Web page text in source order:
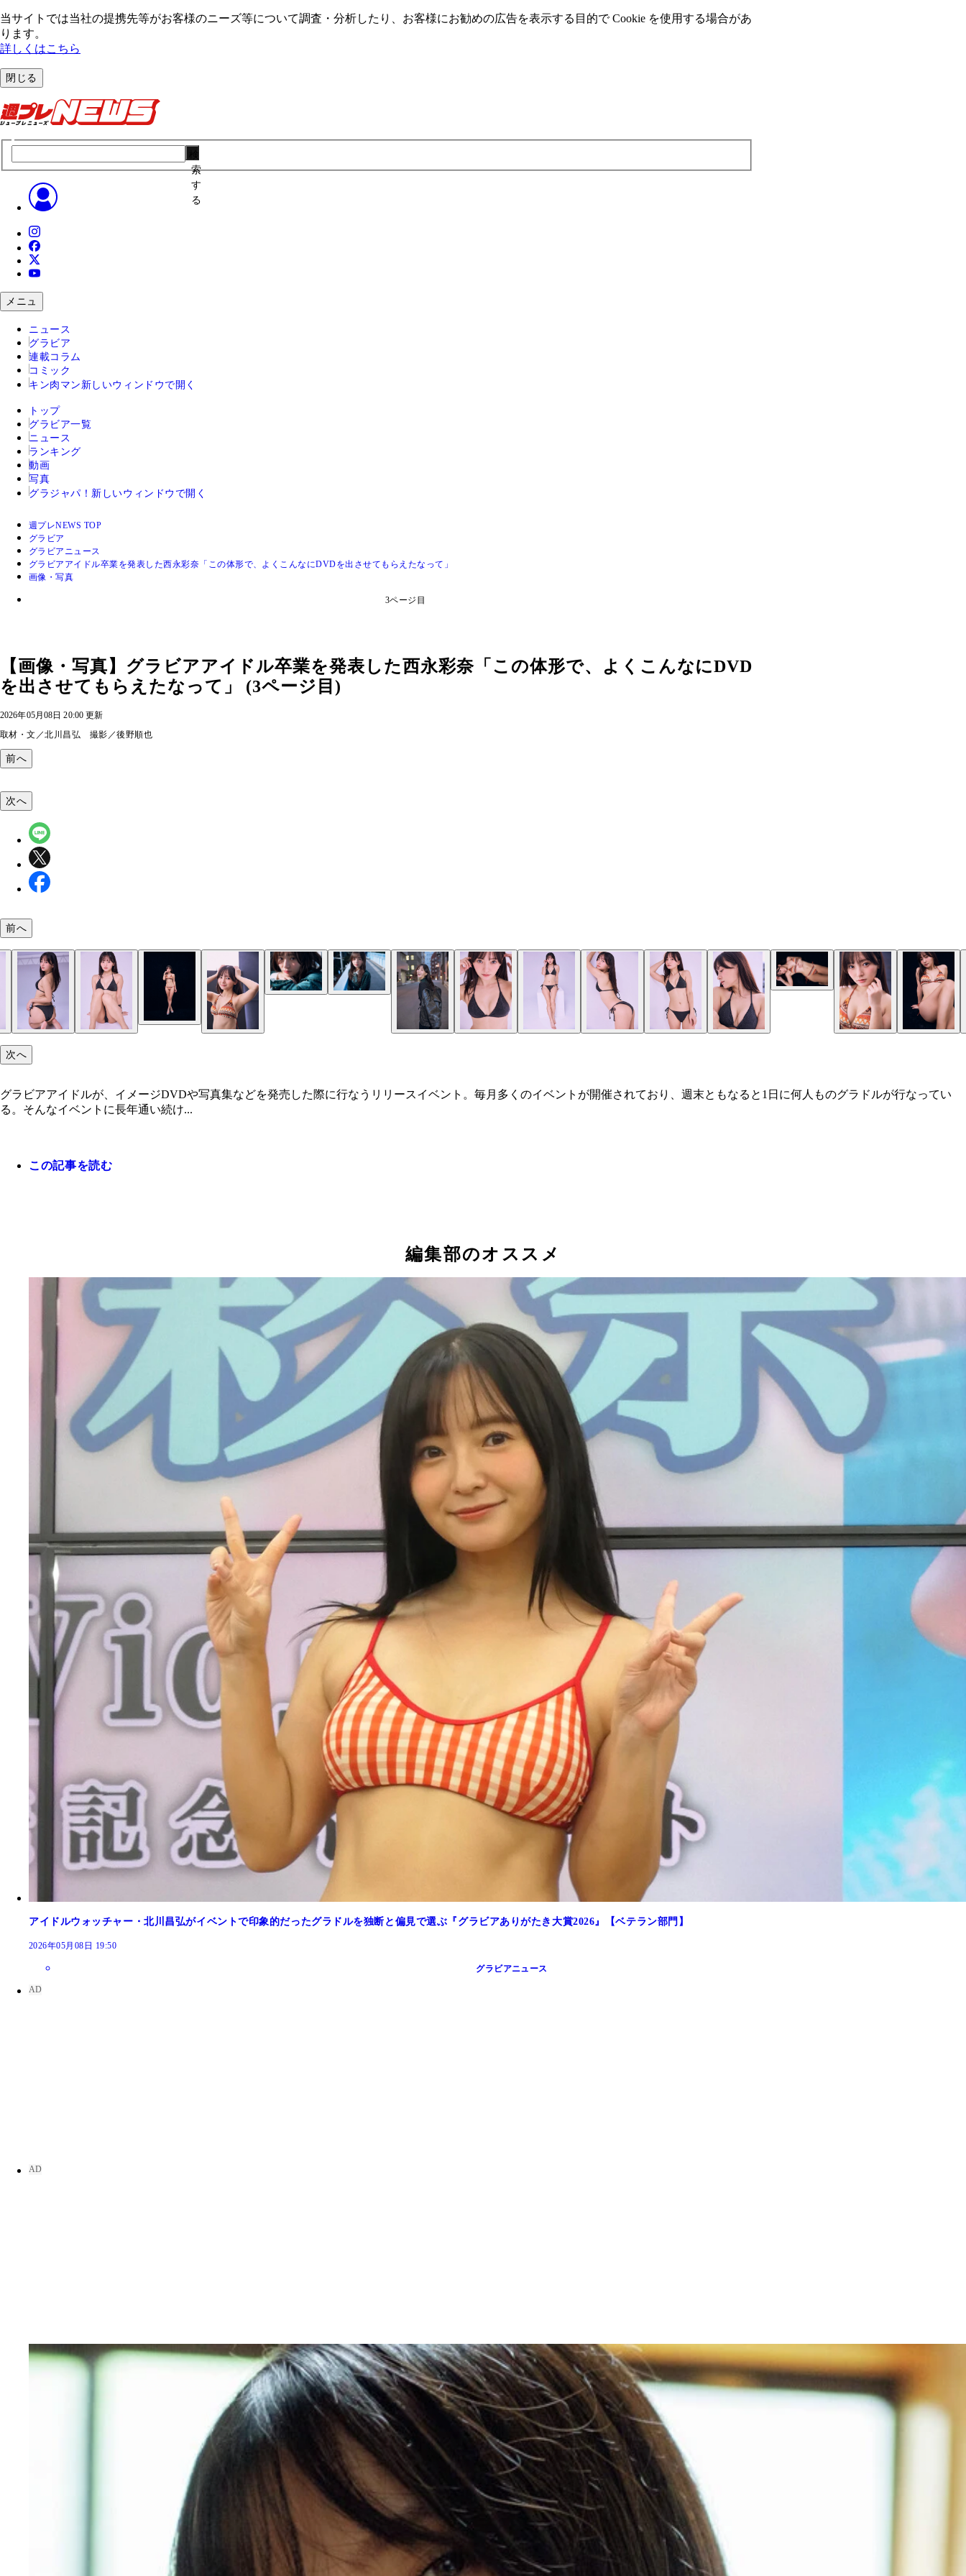
当サイトでは当社の提携先等がお客様のニーズ等について調査・分析したり、お客様にお勧めの広告を表⽰する⽬的で Cookie を使⽤する場合があ
ります。
詳しくはこちら
閉じる
索
す
る
メニュ
ニュース
グラビア
連載コラム
コミック
キン肉マン 新しいウィンドウで開く
トップ
グラビア一覧
ニュース
ランキング
動画
写真
グラジャパ！ 新しいウィンドウで開く
週プレNEWS TOP
グラビア
グラビアニュース
グラビアアイドル卒業を発表した西永彩奈「この体形で、よくこんなにDVDを出させてもらえたなって」
画像・写真
3ページ目
【画像・写真】グラビアアイドル卒業を発表した西永彩奈「この体形で、よくこんなにDVD
を出させてもらえたなって」 (3ページ目)
2026年05月08日 20:00 更新
取材・文／北川昌弘 撮影／後野順也
前へ
西永彩奈
次へ
前へ
次へ
グラビアアイドルが、イメージDVDや写真集などを発売した際に行なうリリースイベント。毎月多くのイベントが開催されており、週末ともなると1日に何人ものグラドルが行なってい
る。そんなイベントに長年通い続け...
この記事を読む
編集部のオススメ
アイドルウォッチャー・北川昌弘がイベントで印象的だったグラドルを独断と偏見で選ぶ『グラビアありがたき大賞2026』【ベテラン部門】
2026年05月08日 19:50
グラビアニュース